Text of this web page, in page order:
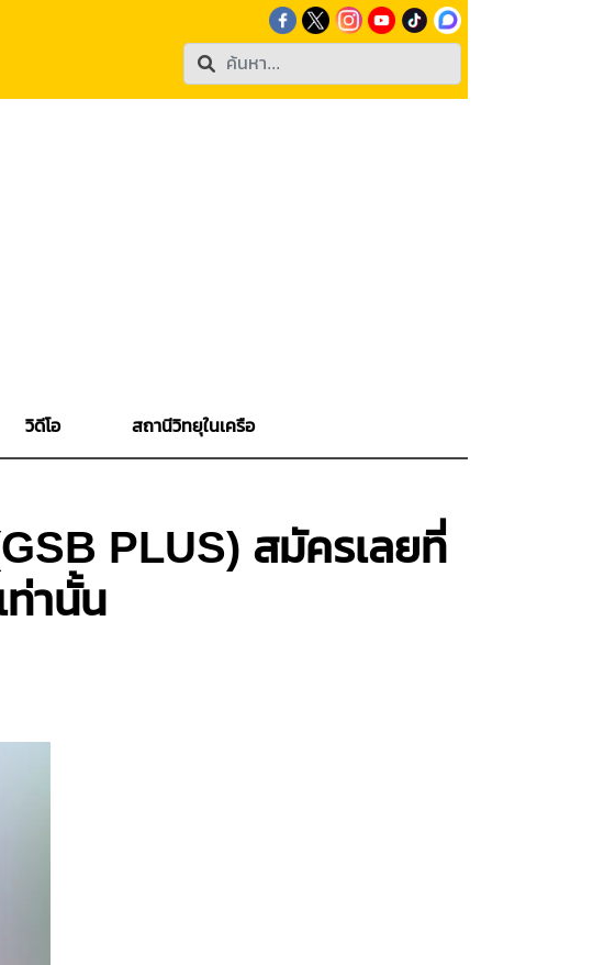
วิดีโอ สถานีวิทยุในเครือ
PLUS) สมัครเลยที่
ท่านั้น